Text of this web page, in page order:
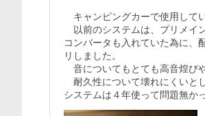
キャンピングカーで使用して
以前のシステムは、プリメイ
コンバータも入れていた為に、
リしました。
音についてもとても高音煌び
耐久性について壊れにくいと
システムは４年使って問題無か